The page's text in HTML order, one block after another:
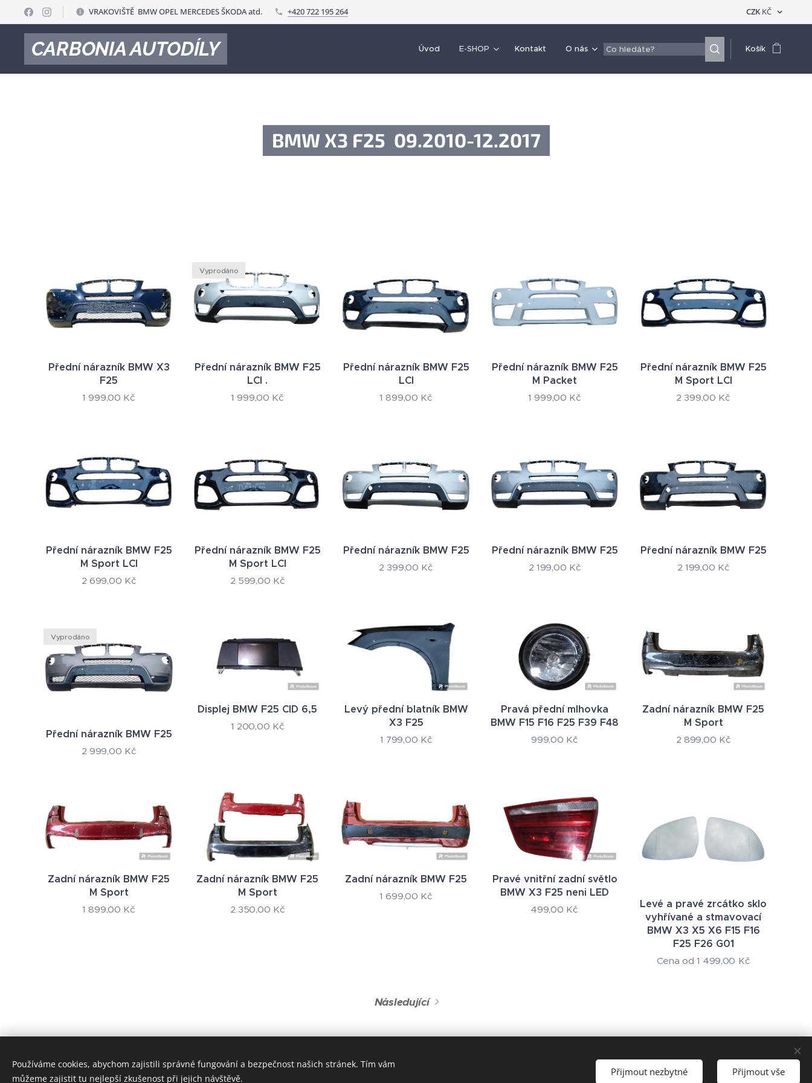
VRAKOVIŠTĚ BMW OPEL MERCEDES ŠKODA atd. +420 722 195 264 CZK KČ
CARBONIA AUTODÍLY Úvod E-SHOP Kontakt O nás Košík
BMW X3 F25 09.2010-12.2017
Přední nárazník BMW X3
F25
1 999,00 Kč
Přední nárazník BMW F25
LCI .
Vyprodáno
1 999,00 Kč
Přední nárazník BMW F25
LCI
1 899,00 Kč
Přední nárazník BMW F25
M Packet
1 999,00 Kč
Přední nárazník BMW F25
M Sport LCI
2 399,00 Kč
Přední nárazník BMW F25
M Sport LCI
2 699,00 Kč
Přední nárazník BMW F25
M Sport LCI
2 599,00 Kč
Přední nárazník BMW F25
2 399,00 Kč
Přední nárazník BMW F25
2 199,00 Kč
Přední nárazník BMW F25
2 199,00 Kč
Přední nárazník BMW F25
Vyprodáno
2 999,00 Kč
Displej BMW F25 CID 6,5
1 200,00 Kč
Levý přední blatník BMW
X3 F25
1 799,00 Kč
Pravá přední mlhovka
BMW F15 F16 F25 F39 F48
999,00 Kč
Zadní nárazník BMW F25
M Sport
2 899,00 Kč
Zadní nárazník BMW F25
M Sport
1 899,00 Kč
Zadní nárazník BMW F25
M Sport
2 350,00 Kč
Zadní nárazník BMW F25
1 699,00 Kč
Pravé vnitřní zadní světlo
BMW X3 F25 neni LED
499,00 Kč
Levé a pravé zrcátko sklo
vyhřívané a stmavovací
BMW X3 X5 X6 F15 F16
F25 F26 G01
Cena od1 499,00 Kč
Následující
© 2024 Všechna práva vyhrazena Cookies
Používáme cookies, abychom zajistili správné fungování a bezpečnost našich stránek. Tím vám
můžeme zajistit tu nejlepší zkušenost při jejich návštěvě.
Přijmout nezbytné Přijmout vše